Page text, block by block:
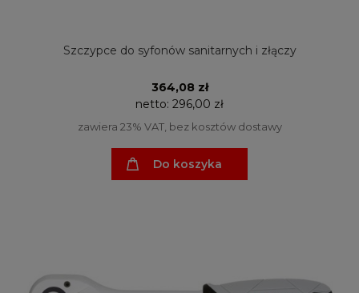
Szczypce do syfonów sanitarnych i złączy
364,08 zł
netto: 296,00 zł
zawiera 23% VAT, bez kosztów dostawy
Do koszyka